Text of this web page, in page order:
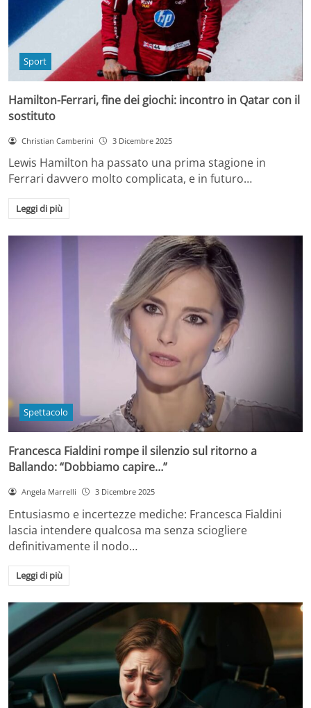
Sport
Hamilton-Ferrari, fine dei giochi: incontro in Qatar con il
sostituto
Christian Camberini 3 Dicembre 2025
Lewis Hamilton ha passato una prima stagione in
Ferrari davvero molto complicata, e in futuro…
Leggi di più
Spettacolo
Francesca Fialdini rompe il silenzio sul ritorno a
Ballando: “Dobbiamo capire…”
Angela Marrelli 3 Dicembre 2025
Entusiasmo e incertezze mediche: Francesca Fialdini
lascia intendere qualcosa ma senza sciogliere
definitivamente il nodo…
Leggi di più